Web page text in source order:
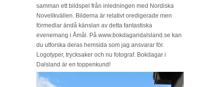
samman ett bildspel från inledningen med Nordiska
Novellkvällen. Bilderna är relativt oredigerade men
förmedlar ändå känslan av detta fantastiska
evenemang i Åmål. På www.bokdagaridalsland.se kan
du utforska deras hemsida som jag ansvarar för.
Logotyper, trycksaker och nu fotograf. Bokdagar i
Dalsland är en toppenkund!